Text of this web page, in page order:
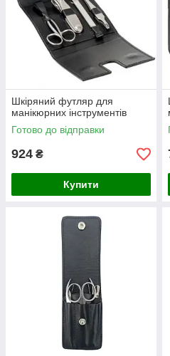
Шкіряний футляр для
манікюрних інструментів
Готово до відправки
924 ₴
Купити